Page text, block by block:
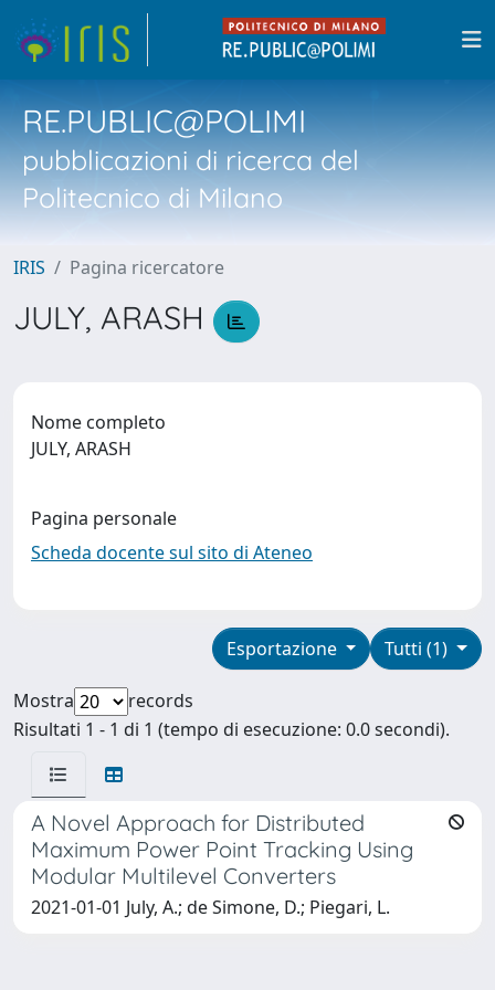
RE.PUBLIC@POLIMI
pubblicazioni di ricerca del
Politecnico di Milano
IRIS Pagina ricercatore
JULY, ARASH
Nome completo
JULY, ARASH
Pagina personale
Scheda docente sul sito di Ateneo
Tutti (1)
Esportazione
Mostra
records
Risultati 1 - 1 di 1 (tempo di esecuzione: 0.0 secondi).
A Novel Approach for Distributed
Maximum Power Point Tracking Using
Modular Multilevel Converters
2021-01-01 July, A.; de Simone, D.; Piegari, L.